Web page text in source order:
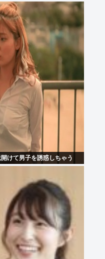
けて男子を誘惑しちゃう